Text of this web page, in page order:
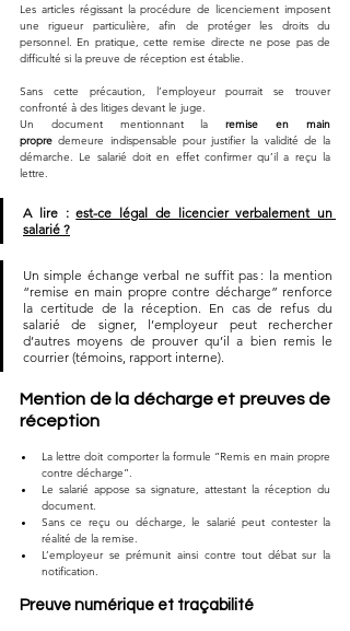
Les articles régissant la procédure de licenciement imposent
une rigueur particulière, afin de protéger les droits du
personnel. En pratique, cette remise directe ne pose pas de
difficulté si la preuve de réception est établie.
Sans cette précaution, l’employeur pourrait se trouver
confronté à des litiges devant le juge.
Un document mentionnant la remise en main
propre demeure indispensable pour justifier la validité de la
démarche. Le salarié doit en effet confirmer qu’il a reçu la
lettre.
A lire : est-ce légal de licencier verbalement un
salarié ?
Un simple échange verbal ne suffit pas : la mention
“remise en main propre contre décharge” renforce
la certitude de la réception. En cas de refus du
salarié de signer, l’employeur peut rechercher
d’autres moyens de prouver qu’il a bien remis le
courrier (témoins, rapport interne).
Mention de la décharge et preuves de
réception
La lettre doit comporter la formule “Remis en main propre
contre décharge”.
Le salarié appose sa signature, attestant la réception du
document.
Sans ce reçu ou décharge, le salarié peut contester la
réalité de la remise.
L’employeur se prémunit ainsi contre tout débat sur la
notification.
Preuve numérique et traçabilité